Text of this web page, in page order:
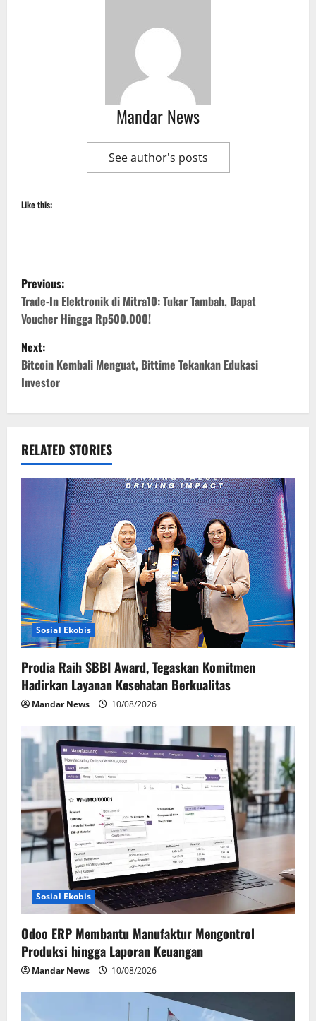
Mandar News
See author's posts
Like this:
P
o
s
t
n
v
i
a
t
i
o
n
Previous:
Trade-In Elektronik di Mitra10: Tukar Tambah, Dapat
Voucher Hingga Rp500.000!
Next:
Bitcoin Kembali Menguat, Bittime Tekankan Edukasi
Investor
RELATED STORIES
Sosial Ekobis
Prodia Raih SBBI Award, Tegaskan Komitmen
Hadirkan Layanan Kesehatan Berkualitas
Mandar News 10/08/2026
Sosial Ekobis
Odoo ERP Membantu Manufaktur Mengontrol
Produksi hingga Laporan Keuangan
Mandar News 10/08/2026